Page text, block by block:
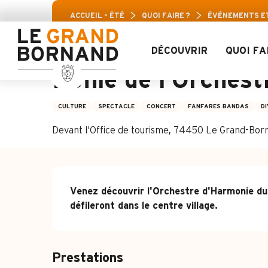
au
contenu
principal
Pass Loisirs
DÉCOUVRIR QUOI
ACCUEIL – ÉTÉ QUOI FAIRE ? ÉVÉNEMENTS
Mardi 11 août à 20:30
Défilé de
CULTURE SPECTACLE CONCERT FANFARES BANDAS
Devant l'Office de tourisme, 74450 Le Grand-
Description
Venez découvrir l'Orchestre d'Harmonie
défileront dans le centre village.
Prestations